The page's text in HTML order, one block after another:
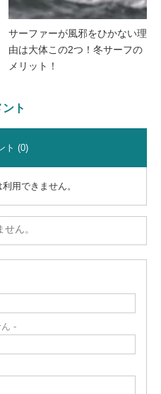
サーファーが風邪をひかない理
由は大体この2つ！冬サーフの
メリット！
ント
ト (0)
用できません。
ん。
-